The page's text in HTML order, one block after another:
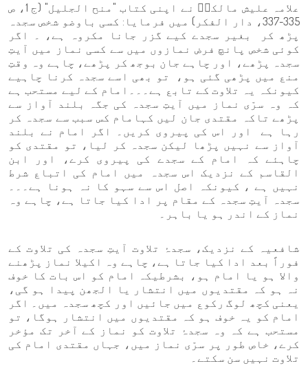
علامہ علیش مالکیؒ نے اپنی کتاب "منح الجلیل" (ج 1، ص
335-337، دار الفكر) میں فرمایا: کسی باوضو شخص سجدہ
پڑھ کر بغیر سجدے کیے گزر جانا مکروہ ہے، ۔ اگر
کوئی شخص پانچ فرض نمازوں میں سے کسی نماز میں آیتِ
سجدہ پڑھے، اور چاہے جان بوجھ کر پڑھے، چاہے وہ وقتِ
منع میں پڑھی گئی ہو، تو بھی اسے سجدہ کرنا چاہیے
کیونکہ یہ تلاوت کے تابع ہے۔۔۔امام کے لیے مستحب ہے
کہ وہ سرّی نماز میں آیتِ سجدہ کی جگہ بلند آواز سے
پڑھے تاکہ مقتدی جان لیں کہامام کس سبب سے سجدہ کر
رہا ہے اور اس کی پیروی کریں۔ اگر امام نے بلند
آواز سے نہیں پڑھا لیکن سجدہ کر لیا، تو مقتدی کو
چاہئے کہ امام کے سجدے کی پیروی کرے، اور ابن
القاسم کے نزدیک اس سجدہ میں امام کی اتباع شرط
نہیں ہے ، کیونکہ اصل اس سے سہو کا نہ ہونا ہے۔۔۔
سجدہ آیتِ سجدہ کے مقام پر ادا کیا جاتا ہے، چاہے وہ
نماز کے اندر ہو یا باہر۔
شافعیہ کے نزدیک، سجدۂ تلاوت آیتِ سجدہ کی تلاوت کے
فوراً بعد ادا کیا جاتا ہے، چاہے وہ اکیلا نماز پڑھنے
والا ہو یا امام ہو، بشرطیکہ امام کو اس بات کا خوف
نہ ہو کہ مقتدیوں میں انتشار یا الجھن پیدا ہو گی،
یعنی کچھ لوگ رکوع میں جائیں اور کچھ سجدہ میں۔ اگر
امام کو یہ خوف ہو کہ مقتدیوں میں انتشار ہوگا، تو
مستحب ہے کہ وہ سجدۂ تلاوت کو نماز کے آخر تک مؤخر
کرے، خاص طور پر سرّی نماز میں، جہاں مقتدی امام کی
تلاوت نہیں سن سکتے۔